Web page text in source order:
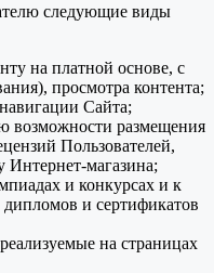
следующие виды
на платной основе, с
просмотра контента;
Сайта;
возможности размещения
Пользователей,
Интернет-магазина;
и конкурсах и к
и сертификатов
на страницах